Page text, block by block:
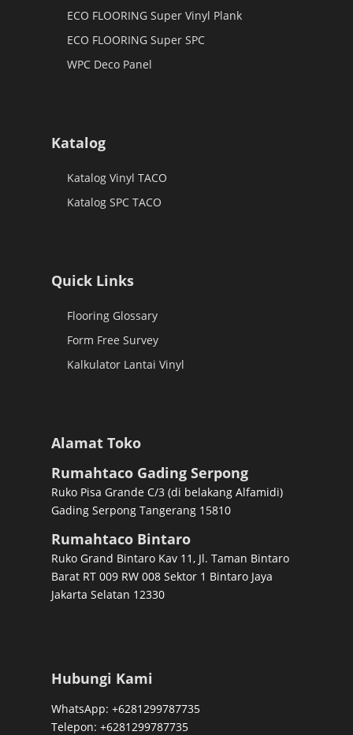
ECO FLOORING Super Vinyl Plank
ECO FLOORING Super SPC
WPC Deco Panel
Katalog
Katalog Vinyl TACO
Katalog SPC TACO
Quick Links
Flooring Glossary
Form Free Survey
Kalkulator Lantai Vinyl
Alamat Toko
Rumahtaco Gading Serpong
Ruko Pisa Grande C/3 (di belakang Alfamidi)
Gading Serpong Tangerang 15810
Rumahtaco Bintaro
Ruko Grand Bintaro Kav 11, Jl. Taman Bintaro
Barat RT 009 RW 008 Sektor 1 Bintaro Jaya
Jakarta Selatan 12330
Hubungi Kami
WhatsApp: +6281299787735
Telepon: +6281299787735